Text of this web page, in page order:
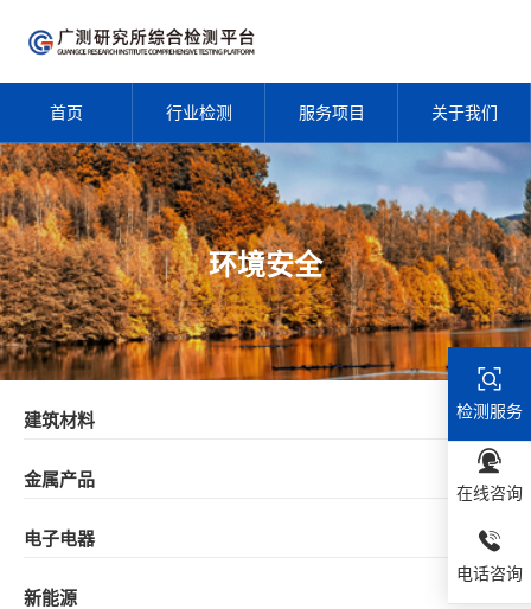
首页 行业检测 服务项目 关于我们
环境安全
建筑材料
金属产品
电子电器
新能源
检测服务
在线咨询
电话咨询